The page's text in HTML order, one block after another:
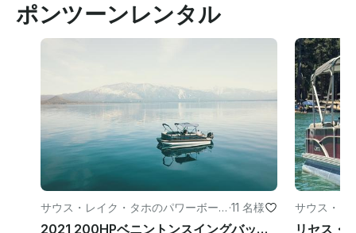
ポンツーンレンタル
サウス・レイク・タホのパワーボー
ト
·11 名様
2021 200HPベニントンスイングバック。アップグレードが多すぎてリストに載せません！
サウス・レ
ト